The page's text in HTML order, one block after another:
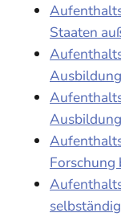
Staaten
Forschung